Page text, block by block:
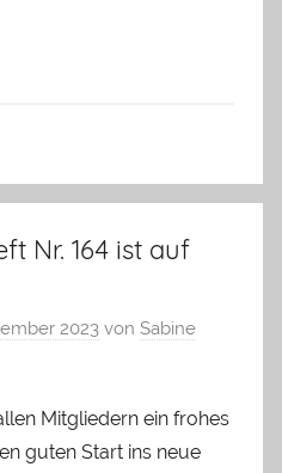
Nr. 164 ist auf
2023 von Sabine
Mitgliedern ein frohes
guten Start ins neue